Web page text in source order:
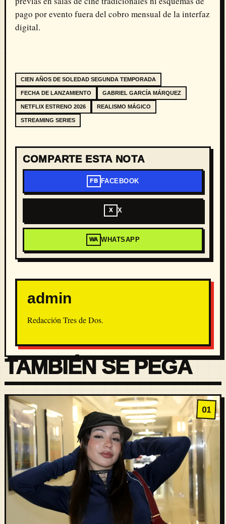
pago por evento fuera del cobro mensual de la interfaz
digital.
CIEN AÑOS DE SOLEDAD SEGUNDA TEMPORADA
FECHA DE LANZAMIENTO GABRIEL GARCÍA MÁRQUEZ
NETFLIX ESTRENO 2026 REALISMO MÁGICO
STREAMING SERIES
COMPARTE ESTA NOTA
FB FACEBOOK
X X
WA WHATSAPP
admin
Redacción Tres de Dos.
TAMBIÉN SE PEGA
01